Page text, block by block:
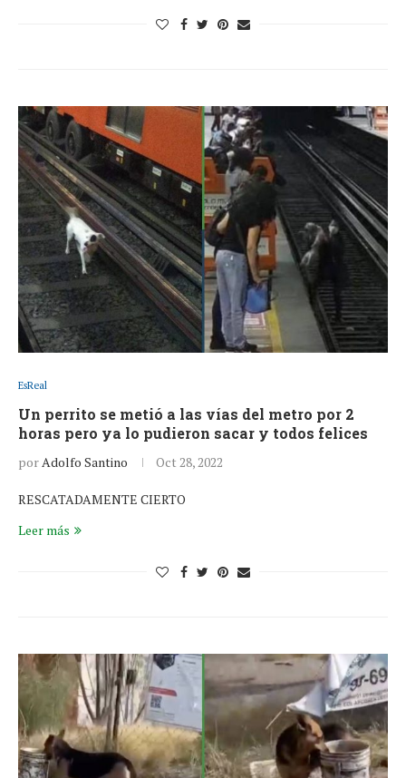
EsReal
Un perrito se metió a las vías del metro por 2
horas pero ya lo pudieron sacar y todos felices
porAdolfo Santino Oct 28, 2022
RESCATADAMENTE CIERTO
Leer más